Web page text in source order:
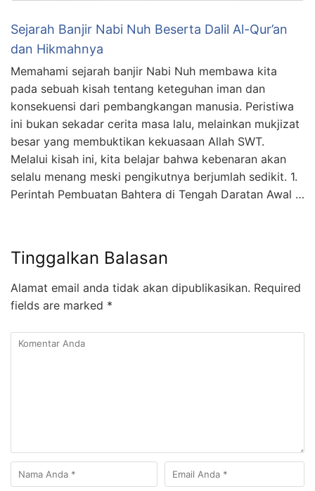
Sejarah Banjir Nabi Nuh Beserta Dalil Al-Qur’an
dan Hikmahnya
Memahami sejarah banjir Nabi Nuh membawa kita
pada sebuah kisah tentang keteguhan iman dan
konsekuensi dari pembangkangan manusia. Peristiwa
ini bukan sekadar cerita masa lalu, melainkan mukjizat
besar yang membuktikan kekuasaan Allah SWT.
Melalui kisah ini, kita belajar bahwa kebenaran akan
selalu menang meski pengikutnya berjumlah sedikit. 1.
Perintah Pembuatan Bahtera di Tengah Daratan Awal …
Tinggalkan Balasan
Alamat email anda tidak akan dipublikasikan. Required
fields are marked *